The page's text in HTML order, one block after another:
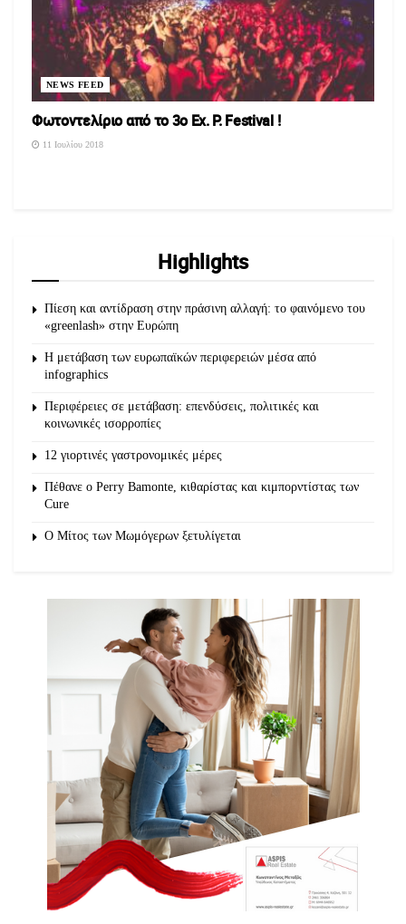
NEWS FEED
Φωτοντελίριο από το 3ο Ex. P. Festival !
11 Ιουλίου 2018
Highlights
Πίεση και αντίδραση στην πράσινη αλλαγή: το φαινόμενο του
«greenlash» στην Ευρώπη
Η μετάβαση των ευρωπαϊκών περιφερειών μέσα από
infographics
Περιφέρειες σε μετάβαση: επενδύσεις, πολιτικές και
κοινωνικές ισορροπίες
12 γιορτινές γαστρονομικές μέρες
Πέθανε ο Perry Bamonte, κιθαρίστας και κιμπορντίστας των
Cure
O Μίτος των Μωμόγερων ξετυλίγεται